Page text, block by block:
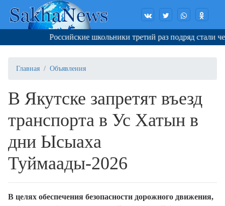
Российские школьники третий раз подряд стали
Главная Объявления
В Якутске запретят въезд
транспорта в Ус Хатын в
дни Ысыаха
Туймаады-2026
В целях обеспечения безопасности дорожного движения,